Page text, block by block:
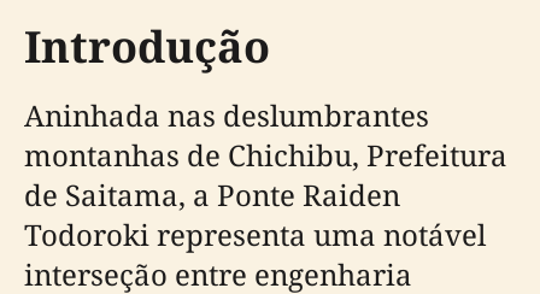
Introdução
Aninhada nas deslumbrantes
montanhas de Chichibu, Prefeitura
de Saitama, a Ponte Raiden
Todoroki representa uma notável
interseção entre engenharia